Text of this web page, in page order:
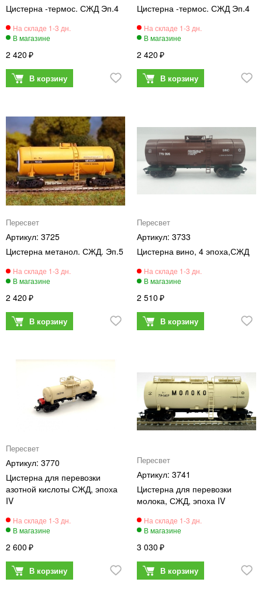
Цистерна -термос. СЖД Эп.4
2 420
Цистерна -термос. СЖД Эп.4
2 420
Пересвет
3725
Цистерна метанол. СЖД. Эп.5
2 420
Пересвет
3733
Цистерна вино, 4 эпоха,СЖД
2 510
Пересвет
3770
Цистерна для перевозки
азотной кислоты СЖД, эпоха
IV
2 600
Пересвет
3741
Цистерна для перевозки
молока, СЖД, эпоха IV
3 030